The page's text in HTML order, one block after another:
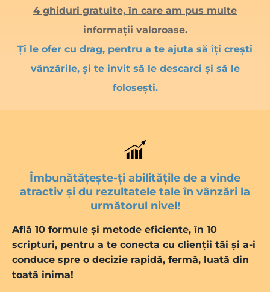
4 ghiduri gratuite, în care am pus multe
informații valoroase.
Ți le ofer cu drag, pentru a te ajuta să îți crești
vânzările, și te invit să le descarci și să le
folosești.
Îmbunătățește-ți abilitățile de a vinde
atractiv și du rezultatele tale în vânzări la
următorul nivel!
Află 10 formule și metode eficiente, în 10
scripturi, pentru a te conecta cu clienții tăi și a-i
conduce spre o decizie rapidă, fermă, luată din
toată inima!